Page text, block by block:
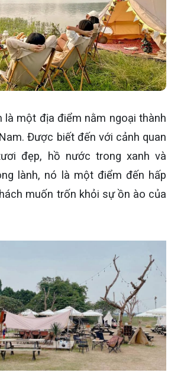
là một địa điểm nằm ngoại thành
Được biết đến với cảnh quan
đẹp, hồ nước trong xanh và
lành, nó là một điểm đến hấp
muốn trốn khỏi sự ồn ào của